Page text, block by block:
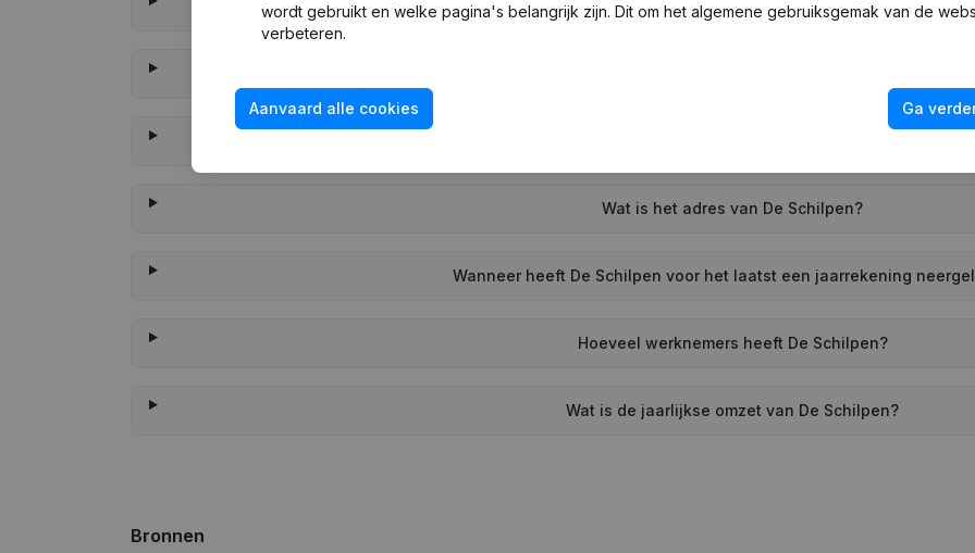
Wat is het btw-nummer van De Schilpen?
Wat is het adres van De Schilpen?
Wanneer heeft De Schilpen voor het laatst een jaarrekening
Hoeveel werknemers heeft De Schilpen?
Wat is de jaarlijkse omzet van De Schilpen?
Bronnen
wordt gebruikt en welke pagina's belangrijk zijn. Dit om het algemene gebruiksgemak van de
verbeteren.
Aanvaard alle cookies Ga